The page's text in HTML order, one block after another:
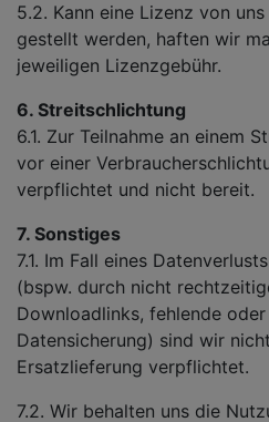
5.2. Kann eine Lizenz von
gestellt werden, haften wir
jeweiligen Lizenzgebühr.
6. Streitschlichtung
6.1. Zur Teilnahme an einem
vor einer
verpflichtet und nicht bereit.
7. Sonstiges
7.1. Im Fall eines
(bspw. durch nicht
Downloadlinks, fehlende
Datensicherung) sind wir
Ersatzlieferung verpflichtet.
7.2. Wir behalten uns die